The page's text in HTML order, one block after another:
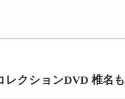
クションDVD 椎名